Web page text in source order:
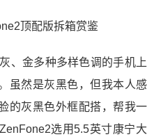
、金多种多样色调的手机上
虽然是灰黑色，但我本人感
的灰黑色外框配搭，帮我一
选用5.5英寸康宁大